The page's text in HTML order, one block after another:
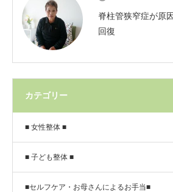
脊柱管狭窄症が原
回復
カテゴリー
■ 女性整体 ■
■ 子ども整体 ■
■セルフケア・お母さんによるお手当■